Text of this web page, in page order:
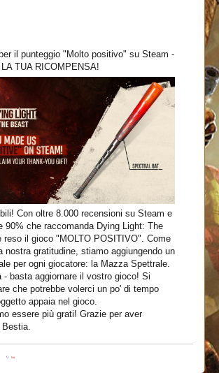
il punteggio "Molto positivo" su Steam -
TUA RICOMPENSA!
Con oltre 8.000 recensioni su Steam e
90% che raccomanda Dying Light: The
reso il gioco "MOLTO POSITIVO". Come
nostra gratitudine, stiamo aggiungendo un
per ogni giocatore: la Mazza Spettrale.
- basta aggiornare il vostro gioco! Si
che potrebbe volerci un po' di tempo
appaia nel gioco.
essere più grati! Grazie per aver
No